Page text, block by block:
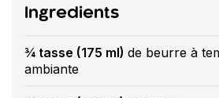
Ingredients
¾ tasse (175 ml) de beurre à
ambiante